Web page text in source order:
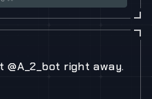
right away.